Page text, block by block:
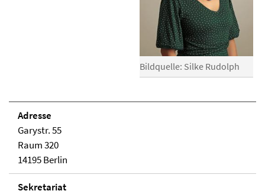
Bildquelle: Silke Rudolph
Adresse
Garystr. 55
Raum 320
14195 Berlin
Sekretariat